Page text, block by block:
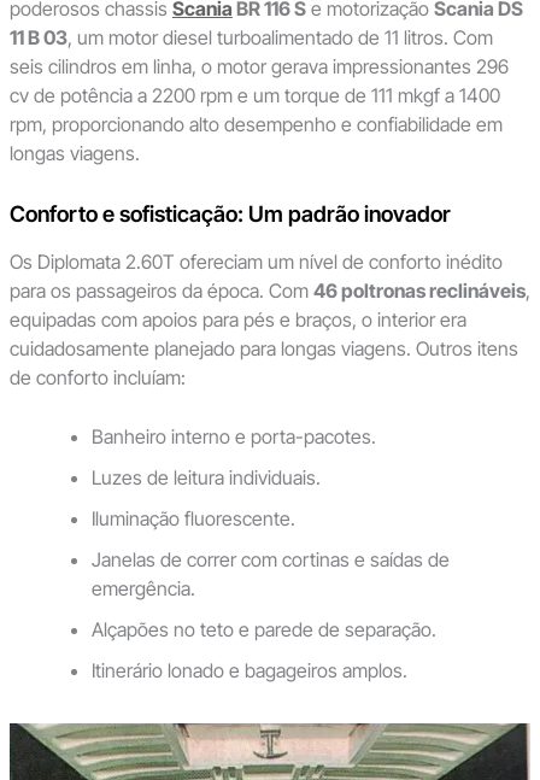
poderosos chassis Scania BR 116 Se motorização Scania DS
11 B 03, um motor diesel turboalimentado de 11 litros. Com
seis cilindros em linha, o motor gerava impressionantes 296
cv de potência a 2200 rpm e um torque de 111 mkgf a 1400
rpm, proporcionando alto desempenho e confiabilidade em
longas viagens.
Conforto e sofisticação: Um padrão inovador
Os Diplomata 2.60T ofereciam um nível de conforto inédito
para os passageiros da época. Com 46 poltronas reclináveis,
equipadas com apoios para pés e braços, o interior era
cuidadosamente planejado para longas viagens. Outros itens
de conforto incluíam:
Banheiro interno e porta-pacotes.
Luzes de leitura individuais.
Iluminação fluorescente.
Janelas de correr com cortinas e saídas de
emergência.
Alçapões no teto e parede de separação.
Itinerário lonado e bagageiros amplos.